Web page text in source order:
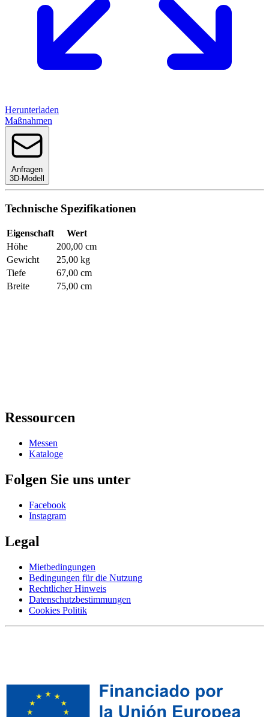
Herunterladen
Maßnahmen
Anfragen
3D-Modell
Technische Spezifikationen
Eigenschaft
Wert
Höhe
200,00 cm
Gewicht
25,00 kg
Tiefe
67,00 cm
Breite
75,00 cm
Ressourcen
Messen
Kataloge
Folgen Sie uns unter
Facebook
Instagram
Legal
Mietbedingungen
Bedingungen für die Nutzung
Rechtlicher Hinweis
Datenschutzbestimmungen
Cookies Politik